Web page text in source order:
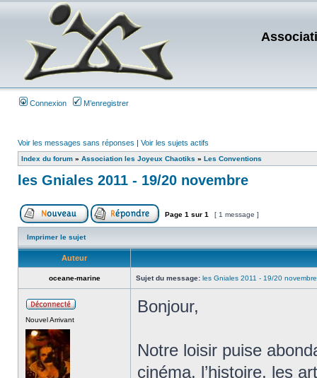
Connexion M’enregistrer
Voir les messages sans réponses | Voir les sujets actifs
Index du forum » Association les Joyeux Chaotiks » Les Conventions
les Gniales 2011 - 19/20 novembre
Page 1 sur 1 [ 1 message ]
Imprimer le sujet
Auteur
oceane-marine Sujet du message: les Gniales 2011 - 19/20 novembre
Nouvel Arrivant
Bonjour,
Notre loisir puise
cinéma, l’histoire, les